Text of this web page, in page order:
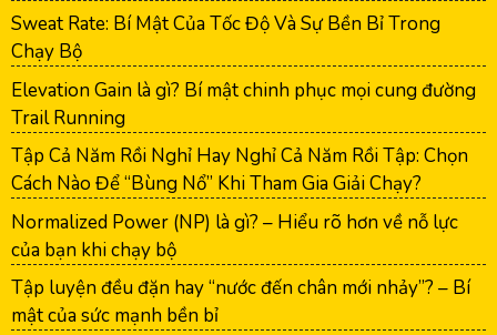
Sweat Rate: Bí Mật Của Tốc Độ Và Sự Bền Bỉ Trong
Chạy Bộ
Elevation Gain là gì? Bí mật chinh phục mọi cung đường
Trail Running
Tập Cả Năm Rồi Nghỉ Hay Nghỉ Cả Năm Rồi Tập: Chọn
Cách Nào Để “Bùng Nổ” Khi Tham Gia Giải Chạy?
Normalized Power (NP) là gì? – Hiểu rõ hơn về nỗ lực
của bạn khi chạy bộ
Tập luyện đều đặn hay “nước đến chân mới nhảy”? – Bí
mật của sức mạnh bền bỉ